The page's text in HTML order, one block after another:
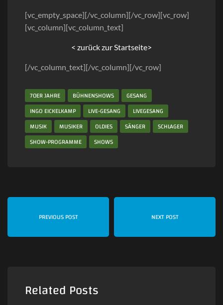
[vc_empty_space][/vc_column][/vc_row][vc_row]
[vc_column][vc_column_text]
< zurück zur Startseite>
[/vc_column_text][/vc_column][/vc_row]
70ER JAHRE BÜHNENSHOWS
GESANG
INGO EICKELKAMP
LIVE-GESANG
LIVEGESANG
MUSIK
MUSIKER OLDIES SÄNGER
SCHLAGER
SHOW-PROGRAMME
SHOWS
PREVIOUS POST NEXT POST
Related Posts